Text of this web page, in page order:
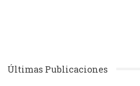
Últimas Publicaciones